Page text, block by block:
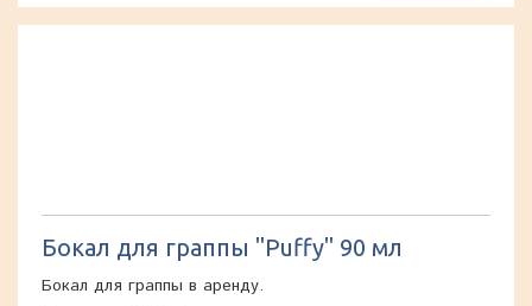
Бокал для граппы "Puffy" 90 мл
Бокал для граппы в аренду.